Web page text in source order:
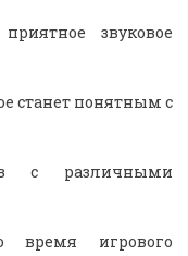
звуковое
станет понятным с
с различными
время игрового